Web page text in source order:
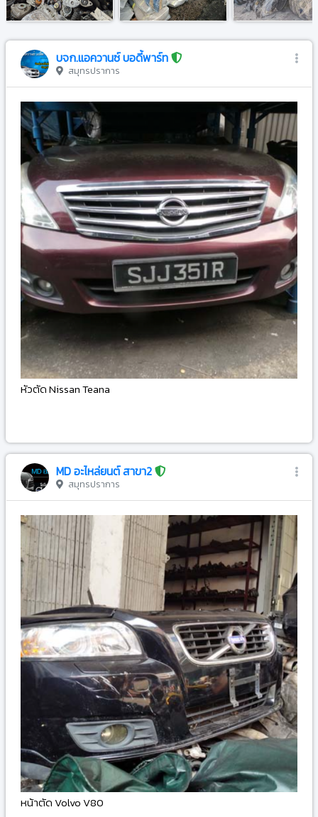
บจก.แอควานซ์ บอดี้พาร์ท
สมุทรปราการ
หัวตัด Nissan Teana
MD อะไหล่ยนต์ สาขา2
สมุทรปราการ
หน้าตัด Volvo V80